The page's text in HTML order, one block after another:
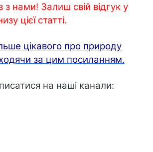
нами! Залиш свій відгук у
цієї статті.
цікавого про природу
за цим посиланням.
на наші канали: